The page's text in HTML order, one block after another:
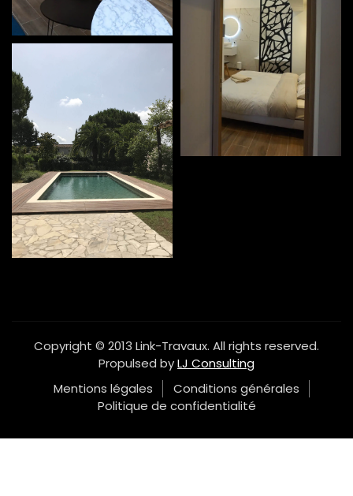
Copyright © 2013 Link-Travaux. All rights reserved.
Propulsed byLJ Consulting
Mentions légales
Conditions générales
Politique de confidentialité